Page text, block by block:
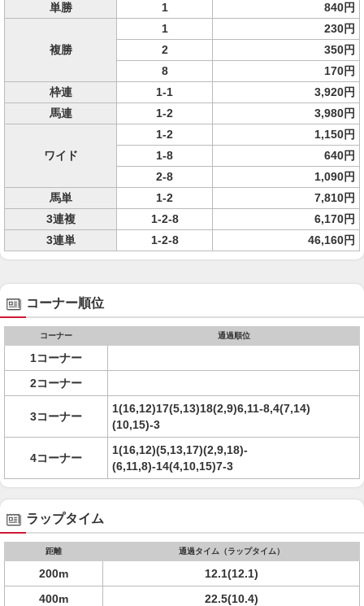
単勝 1 840円
複勝
1
230円
2
350円
8
170円
枠連
1-1
3,920円
馬連
1-2 3,980円
ワイド
1-2
1,150円
1-8
640円
2-8
1,090円
馬単
1-2
7,810円
3連複
1-2-8
6,170円
3連単
1-2-8 46,160円
コーナー順位
コーナー 通過順位
1コーナー
2コーナー
3コーナー
1(16,12)17(5,13)18(2,9)6,11-8,4(7,14)
(10,15)-3
4コーナー
1(16,12)(5,13,17)(2,9,18)-
(6,11,8)-14(4,10,15)7-3
ラップタイム
距離 通過タイム（ラップタイム）
200m
12.1(12.1)
400m
22.5(10.4)